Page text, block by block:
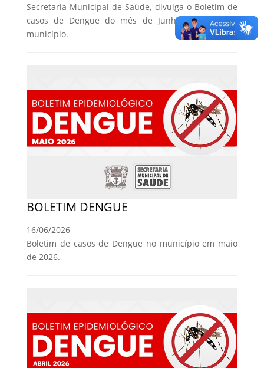
Secretaria Municipal de Saúde, divulga o Boletim de
casos de Dengue do mês de Junho de 2026, no
município.
BOLETIM DENGUE
16/06/2026
Boletim de casos de Dengue no município em maio
de 2026.